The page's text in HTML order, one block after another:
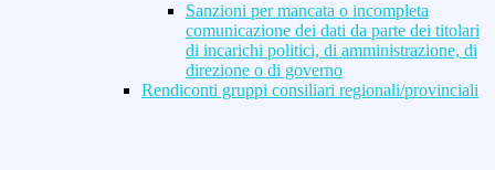
Sanzioni per mancata o incompleta
comunicazione dei dati da parte dei titolari
di incarichi politici, di amministrazione, di
direzione o di governo
Rendiconti gruppi consiliari regionali/provinciali